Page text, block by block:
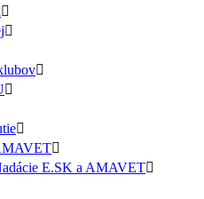
E.SK a AMAVET